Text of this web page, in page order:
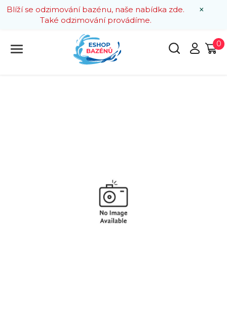
×
Blíží se odzimování bazénu, naše nabídka zde.
Také odzimování provádíme.
0